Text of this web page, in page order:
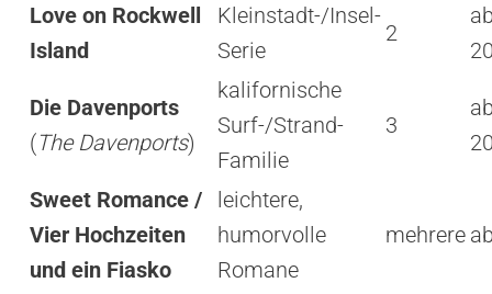
Love on Rockwell
Island
Kleinstadt-/Insel-
Serie
2
Die Davenports
(The Davenports)
kalifornische
Surf-/Strand-
Familie
3
Sweet Romance /
Vier Hochzeiten
und ein Fiasko
leichtere,
humorvolle
Romane
mehrere